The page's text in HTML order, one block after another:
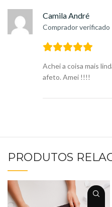
Camila André
Comprador verificado
Achei a coisa mais
afeto. Amei !!!!
PRODUTOS